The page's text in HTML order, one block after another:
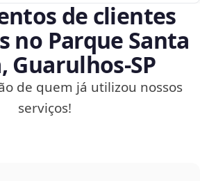
de clientes
no Parque Santa
Guarulhos‑SP
de quem já utilizou nossos
serviços!